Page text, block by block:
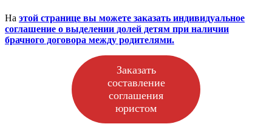
На этой странице вы можете заказать индивидуальное
соглашение о выделении долей детям при наличии
брачного договора между родителями.
Заказать
составление
соглашения
юристом